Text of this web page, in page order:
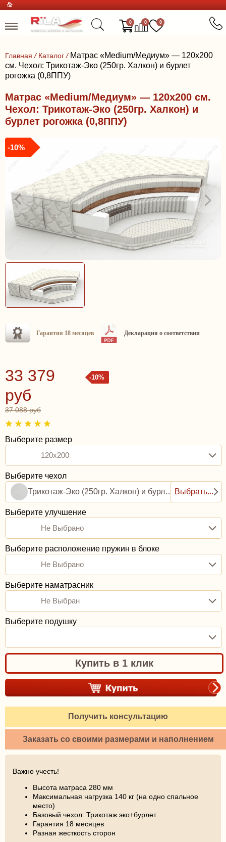
0 0 0
Главная / Каталог / Матрас «Medium/Медиум» — 120x200
см. Чехол: Трикотаж-Эко (250гр. Халкон) и бурлет
рогожка (0,8ППУ)
Матрас «Medium/Медиум» — 120x200 см.
Чехол: Трикотаж-Эко (250гр. Халкон) и
бурлет рогожка (0,8ППУ)
-10%
Гарантия 18 месяцев Декларация о соответствии
-10%
33 379
руб
37 088 руб
Выберите размер
120x200
Выберите чехол
Трикотаж-Эко (250гр. Халкон) и бурлет рогожка (0,8ППУ)
Выбрать...
Выберите улучшение
Не Выбрано
Выберите расположение пружин в блоке
Не Выбрано
Выберите наматрасник
Не Выбран
Выберите подушку
Купить в 1 клик
Получить консультацию
Заказать со своими размерами и наполнением
Важно учесть!
Высота матраса 280 мм
Максимальная нагрузка 140 кг (на одно спальное
место)
Базовый чехол: Трикотаж эко+бурлет
Гарантия 18 месяцев
Разная жесткость сторон